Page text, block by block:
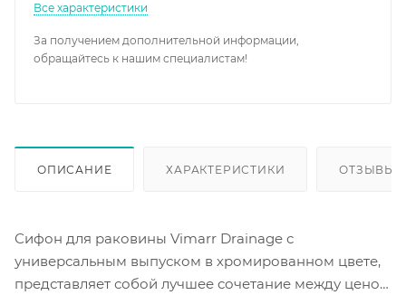
Все характеристики
За получением дополнительной информации,
обращайтесь к нашим специалистам!
ОПИСАНИЕ ХАРАКТЕРИСТИКИ ОТЗЫВЫ
Сифон для раковины Vimarr Drainage с
универсальным выпуском в хромированном цвете,
представляет собой лучшее сочетание между ценой